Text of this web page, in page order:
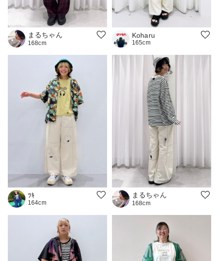
まるちゃん
168cm
Koharu
165cm
ﾂｷ
164cm
まるちゃん
168cm